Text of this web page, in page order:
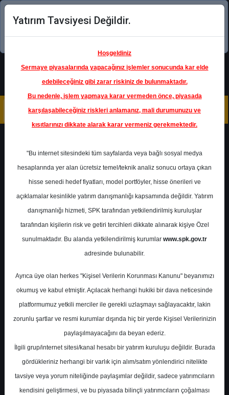
Şimdi uygulamayı indirin!
ULKER - ÜLKER BİSKÜVİ SANAYİ
A.Ş.
Hedef Fiyat 41.68 ₺
Getiri
%0.00
0
Get.
0
Cuma, 22 Eylül 2023
En Yüksek Tahmin 260,00 ₺
Yatırım Tavsiyesi Değildir.
Hoşgeldiniz
Sermaye piyasalarında yapacağınız işlemler sonucunda kar elde
edebileceğiniz gibi zarar riskiniz de bulunmaktadır.
Bu nedenle, işlem yapmaya karar vermeden önce, piyasada
karşılaşabileceğiniz riskleri anlamanız, mali durumunuzu ve
kısıtlarınızı dikkate alarak karar vermeniz gerekmektedir.
"Bu internet sitesindeki tüm sayfalarda veya bağlı sosyal medya
hesaplarında yer alan ücretsiz temel/teknik analiz sonucu ortaya çıkan
hisse senedi hedef fiyatları, model portföyler, hisse önerileri ve
açıklamalar kesinlikle yatırım danışmanlığı kapsamında değildir. Yatırım
danışmanlığı hizmeti, SPK tarafından yetkilendirilmiş kuruluşlar
tarafından kişilerin risk ve getiri tercihleri dikkate alınarak kişiye Özel
sunulmaktadır. Bu alanda yetkilendirilmiş kurumlar www.spk.gov.tr
adresinde bulunabilir.
Ayrıca üye olan herkes "Kişisel Verilerin Korunması Kanunu" beyanımızı
okumuş ve kabul etmiştir. Açılacak herhangi hukiki bir dava neticesinde
platformumuz yetkili merciler ile gerekli uzlaşmayı sağlayacaktır, lakin
zorunlu şartlar ve resmi kurumlar dışında hiç bir yerde Kişisel Verilerinizin
paylaşılmayacağını da beyan ederiz.
İlgili grup/internet sitesi/kanal hesabı bir yatırım kuruluşu değildir. Burada
gördükleriniz herhangi bir varlık için alım/satım yönlendirici nitelikte
tavsiye veya yorum niteliğinde paylaşımlar değildir, sadece yatırımcıların
kendisini geliştirmesi, ve bu piyasada bilinçli yatırımcıların çoğalması